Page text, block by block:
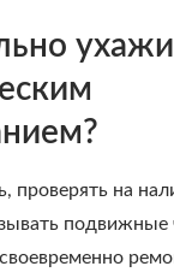
проверять на
подвижные